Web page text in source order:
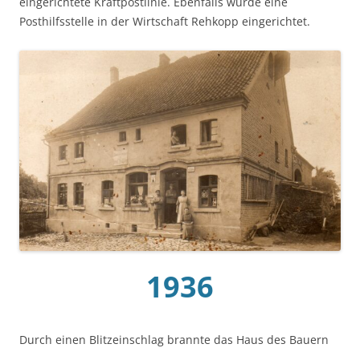
Posthilfsstelle in der Wirtschaft Rehkopp eingerichtet.
1936
Durch einen Blitzeinschlag brannte das Haus des Bauern